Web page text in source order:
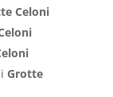
Celoni
Grotte